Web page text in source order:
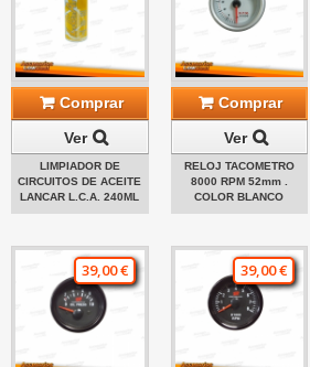
Comprar
Ver
LIMPIADOR DE
CIRCUITOS DE ACEITE
LANCAR L.C.A. 240ML
Comprar
Ver
RELOJ TACOMETRO
8000 RPM 52mm .
COLOR BLANCO
39,00 € 39,00 €